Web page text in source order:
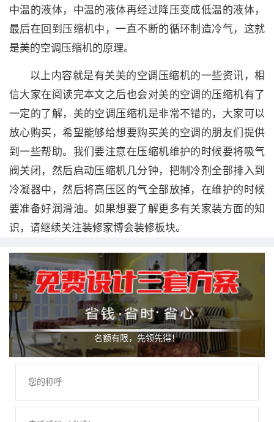
中温的液体，中温的液体再经过降压变成低温的液体，
最后在回到压缩机中，一直不断的循环制造冷气，这就
是美的空调压缩机的原理。
以上内容就是有关美的空调压缩机的一些资讯，相
信大家在阅读完本文之后也会对美的空调的压缩机有了
一定的了解，美的空调压缩机是非常不错的，大家可以
放心购买，希望能够给想要购买美的空调的朋友们提供
到一些帮助。我们要注意在压缩机维护的时候要将吸气
阀关闭，然后启动压缩机几分钟，把制冷剂全部排入到
冷凝器中，然后将高压区的气全部放掉，在维护的时候
要准备好润滑油。如果想要了解更多有关家装方面的知
识，请继续关注装修家博会装修板块。
名额有限，先领先得！